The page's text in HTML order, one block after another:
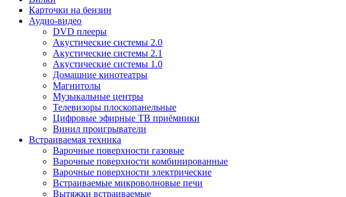
Карточки на бензин
Аудио-видео
DVD плееры
Акустические системы 2.0
Акустические системы 2.1
Акустические системы 1.0
Домашние кинотеатры
Магнитолы
Музыкальные центры
Телевизоры плоскопанельные
Цифровые эфирные ТВ приёмники
Винил проигрыватели
Встраиваемая техника
Варочные поверхности газовые
Варочные поверхности комбинированные
Варочные поверхности электрические
Встраиваемые микроволновые печи
Вытяжки встраиваемые